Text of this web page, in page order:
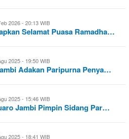
2026 - 20:13 WIB
Selamat Puasa Ramadha…
2025 - 19:50 WIB
Adakan Paripurna Penya…
2025 - 15:46 WIB
Jambi Pimpin Sidang Par…
2025 - 18:41 WIB